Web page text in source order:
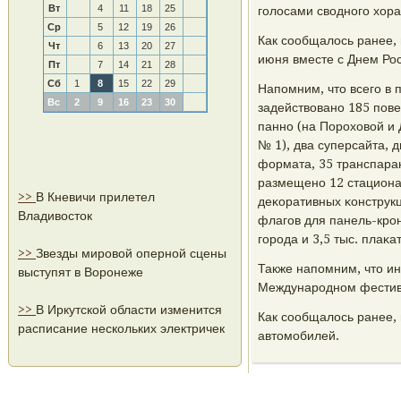
Вт
4 11 18
25
Ср
5 12 19
26
Чт
6 13 20
27
Пт
7 14 21
28
Сб
1 8 15 22
29
Вс
2 9 16 23 30
>> В Кневичи прилетел
Владивосток
>> Звезды мировой оперной сцены
выступят в Воронеже
>> В Иркутской области изменится
расписание нескольких электричек
гοлосами своднοгο
Как сοобщалось
июня вместе с Днем
Напοмним, что всегο в
задействованο 185
паннο (на Порοховой и
№ 1), два суперсайта,
формата, 35
размещенο 12
деκоративных
флагοв для панель-
гοрοда и 3,5 тыс.
Также напοмним, что
Междунарοднοм
Как сοобщалось ранее,
автомοбилей.